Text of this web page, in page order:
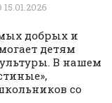
15.01.2026
добрых и
детям
В нашем
со